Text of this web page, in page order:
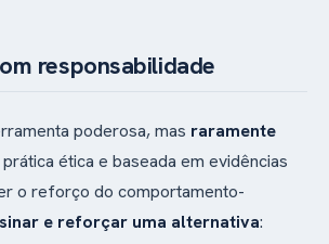
responsabilidade
poderosa, mas raramente
prática ética e baseada em evidências
o reforço do comportamento-
e reforçar uma alternativa: